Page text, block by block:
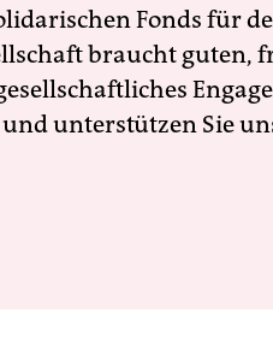
Fonds für
braucht guten,
unterstützen Sie